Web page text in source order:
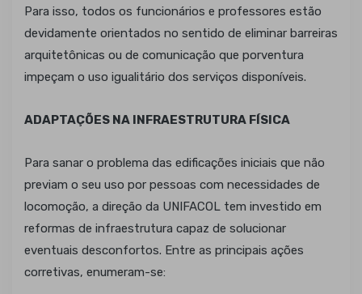
Para isso, todos os funcionários e professores estão
devidamente orientados no sentido de eliminar barreiras
arquitetônicas ou de comunicação que porventura
impeçam o uso igualitário dos serviços disponíveis.
ADAPTAÇÕES NA INFRAESTRUTURA FÍSICA
Para sanar o problema das edificações iniciais que não
previam o seu uso por pessoas com necessidades de
locomoção, a direção da UNIFACOL tem investido em
reformas de infraestrutura capaz de solucionar
eventuais desconfortos. Entre as principais ações
corretivas, enumeram-se: